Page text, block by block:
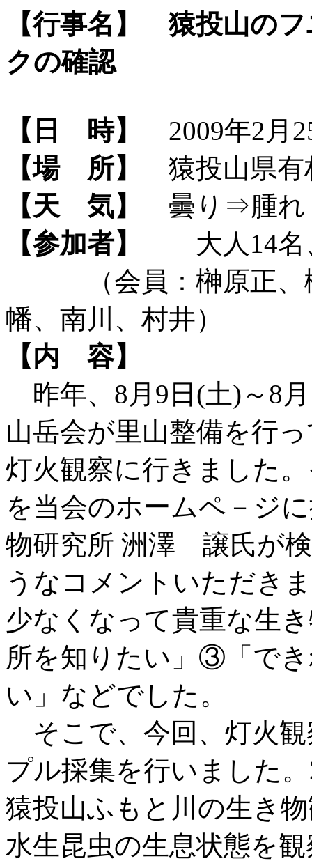
【行事名】
猿投山の
クの確認
【日 時】
2009年2月
【場 所】
猿投山県有
【天 気】
曇り⇒腫れ
【参加者】
大人14名
（会員：榊原正、榊
幡、南川、村井）
【内 容】
昨年、8月9日(土)～8
山岳会が里山整備を行
灯火観察に行きました
を当会のホームペ－ジ
物研究所 洲澤 譲氏が
うなコメントいただき
少なくなって貴重な生
所を知りたい」③「で
い」などでした。
そこで、今回、灯火
プル採集を行いました
猿投山ふもと川の生き
水生昆虫の生息状態を